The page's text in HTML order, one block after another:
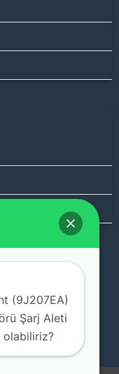
(9J207EA)
Şarj Aleti
olabiliriz?